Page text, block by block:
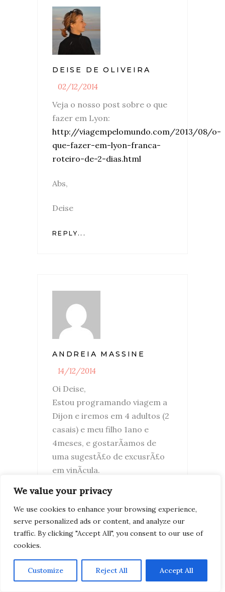
We value your privacy
We use cookies to enhance your browsing experience,
serve personalized ads or content, and analyze our
traffic. By clicking "Accept All", you consent to our use of
cookies.
Customize Reject All Accept All
DEISE DE OLIVEIRA
02/12/2014
Veja o nosso post sobre o que
fazer em Lyon:
http://viagempelomundo.com/2013/08/o-
que-fazer-em-lyon-franca-
roteiro-de-2-dias.html
Abs,
Deise
REPLY...
ANDREIA MASSINE
14/12/2014
Oi Deise,
Estou programando viagem a
Dijon e iremos em 4 adultos (2
casais) e meu filho 1ano e
4meses, e gostarÃ­amos de
uma sugestÃ£o de excusrÃ£o
em vinÃ­cula.
REPLY...